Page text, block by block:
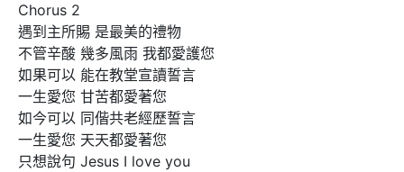
Chorus 2
遇到主所賜 是最美的禮物
不管辛酸 幾多風雨 我都愛護您
如果可以 能在教堂宣讀誓言
一生愛您 甘苦都愛著您
如今可以 同偕共老經歷誓言
一生愛您 天天都愛著您
只想說句 Jesus I love you